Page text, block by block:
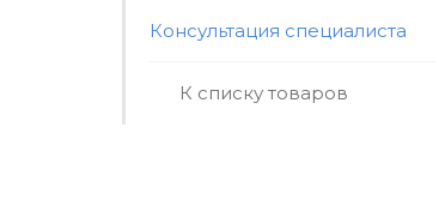
Консультация специалиста
К списку товаров